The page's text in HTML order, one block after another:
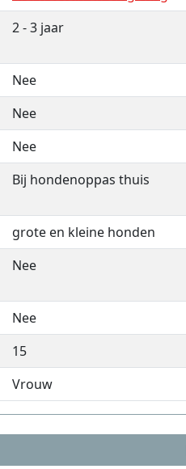
2 - 3 jaar
Nee
Nee
Nee
Bij hondenoppas thuis
grote en kleine honden
Nee
Nee
15
Vrouw